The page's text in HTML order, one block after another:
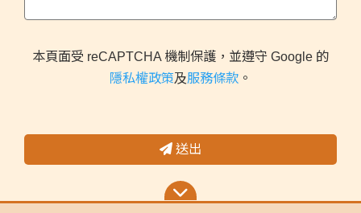
本頁面受 reCAPTCHA 機制保護，並遵守 Google 的
隱私權政策及服務條款 。
送出